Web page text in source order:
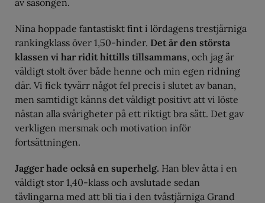
av säsongen.
Nina hoppade fantastiskt fint i lördagens trestjärniga
rankingklass över 1,50-hinder. Det är den största
klassen vi har ridit hittills tillsammans, och jag är
väldigt stolt över både henne och min egen ridning
där. Vi fick tyvärr något fel precis i slutet av banan,
men samtidigt känns det väldigt positivt att vi löste
nästan alla svårigheter på ett riktigt bra sätt. Det gav
verkligen mersmak och motivation inför
fortsättningen.
Jagger hade också en superhelg. Han blev åtta i en
väldigt stor 1,40-klass och avslutade sedan
tävlingarna med att bli tia i den tvåstjärniga Grand